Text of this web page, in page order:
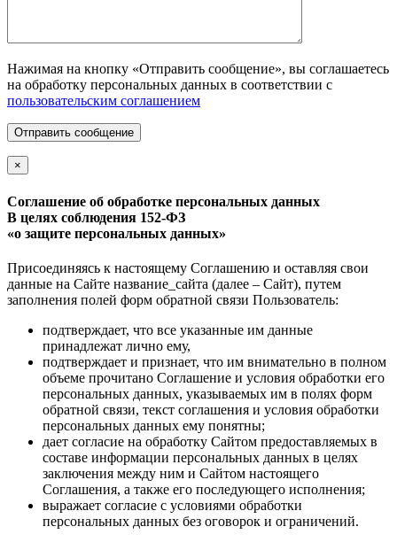
Нажимая на кнопку «Отправить сообщение», вы соглашаетесь
на обработку персональных данных в соответствии с
пользовательским соглашением
Отправить сообщение
×
Соглашение об обработке персональных данных
В целях соблюдения 152-ФЗ
«о защите персональных данных»
Присоединяясь к настоящему Соглашению и оставляя свои
данные на Сайте название_сайта (далее – Сайт), путем
заполнения полей форм обратной связи Пользователь:
подтверждает, что все указанные им данные
принадлежат лично ему,
подтверждает и признает, что им внимательно в полном
объеме прочитано Соглашение и условия обработки его
персональных данных, указываемых им в полях форм
обратной связи, текст соглашения и условия обработки
персональных данных ему понятны;
дает согласие на обработку Сайтом предоставляемых в
составе информации персональных данных в целях
заключения между ним и Сайтом настоящего
Соглашения, а также его последующего исполнения;
выражает согласие с условиями обработки
персональных данных без оговорок и ограничений.